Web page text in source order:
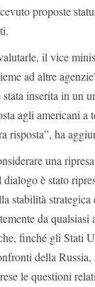
proposte
il vice
ad altre
inserita in un
agli americani a
risposta”, ha
una
è stato
stabilità
da
finché gli Stati
della Russia,
le questioni